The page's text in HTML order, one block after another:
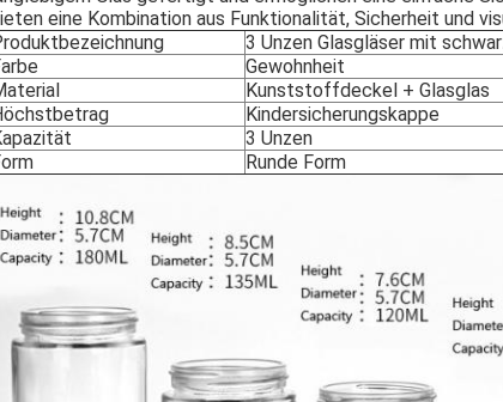
eine Kombination aus Funktionalität, Sicherheit und
3 Unzen Glasgläser mit
Gewohnheit
Kunststoffdeckel + Glasglas
Kindersicherungskappe
3 Unzen
Runde Form